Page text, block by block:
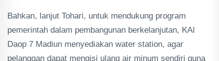
Bahkan, lanjut Tohari, untuk mendukung program
pemerintah dalam pembangunan berkelanjutan, KAI
Daop 7 Madiun menyediakan water station, agar
pelanggan dapat mengisi ulang air minum sendiri guna